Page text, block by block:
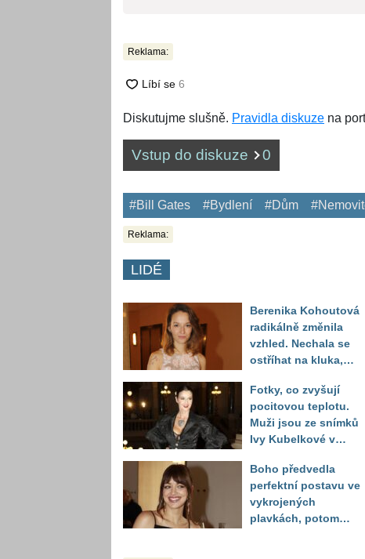
Reklama:
Diskutujme slušně. Pravidla diskuze na
Vstup do diskuze 0
#Bill Gates #Bydlení #Dům
Reklama:
LIDÉ
Berenika Kohoutová
radikálně změnila
vzhled. Nechala se
ostříhat na kluka,
překvapily
Fotky, co zvyšují
pocitovou teplotu.
Muži jsou ze snímků
Ivy Kubelkové v
Boho předvedla
perfektní postavu ve
vykrojených
plavkách, potom